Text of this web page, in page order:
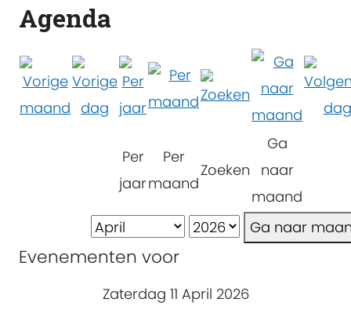
Agenda
Per
jaar
Per
maand
Zoeken
Ga
naar
maand
Ga naar
Evenementen voor
Zaterdag 11 April 2026